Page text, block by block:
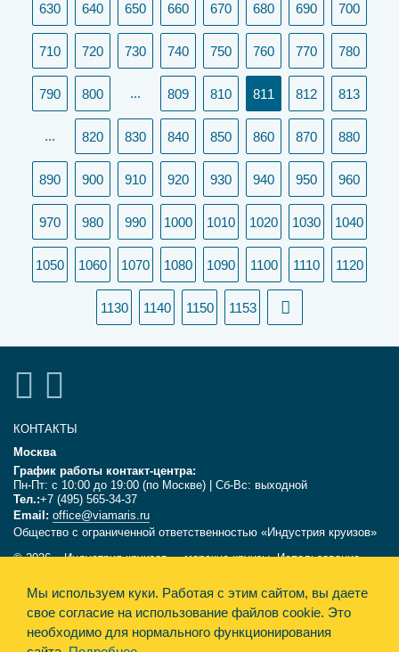
630 640 650 660 670 680 690 700
710 720 730 740 750 760 770 780
790 800 ... 809 810 811 (current)
812 813
... 820 830 840 850 860 870 880
890 900 910 920 930 940 950 960
970 980 990 1000 1010 1020 1030 1040
1050 1060 1070 1080 1090 1100 1110 1120
1130 1140 1150 1153
КОНТАКТЫ
Москва
График работы контакт-центра:
Пн-Пт: с 10:00 до 19:00 (по Москве) | Сб-Вс: выходной
Тел.:+7 (495) 565-34-37
Email: office@viamaris.ru
Общество с ограниченной ответственностью «Индустрия круизов»
© 2026, «Индустрия круизов» - морские круизы. Использование
разрешения компании «Индустрия круизов». Информация,
размещённая на сайте, несёт справочный характер и не является
офертой.
Мы используем куки. Работая с этим сайтом, вы даете
свое согласие на использование файлов cookie. Это
необходимо для нормального функционирования